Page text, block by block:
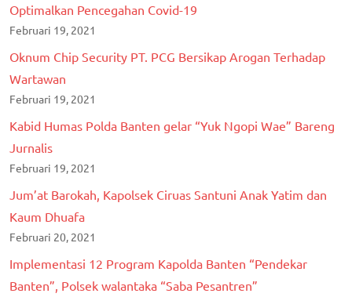
Optimalkan Pencegahan Covid-19
Februari 19, 2021
Oknum Chip Security PT. PCG Bersikap Arogan Terhadap
Wartawan
Februari 19, 2021
Kabid Humas Polda Banten gelar “Yuk Ngopi Wae” Bareng
Jurnalis
Februari 19, 2021
Jum’at Barokah, Kapolsek Ciruas Santuni Anak Yatim dan
Kaum Dhuafa
Februari 20, 2021
Implementasi 12 Program Kapolda Banten “Pendekar
Banten”, Polsek walantaka “Saba Pesantren”